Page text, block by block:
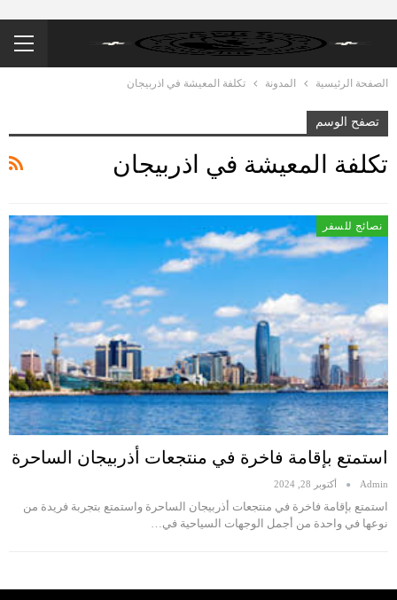
الصفحة الرئيسية المدونة تكلفة المعيشة في اذربيجان
تصفح الوسم
تكلفة المعيشة في اذربيجان
نصائج للسفر
استمتع بإقامة فاخرة في منتجعات أذربيجان الساحرة
Admin أكتوبر 28, 2024
استمتع بإقامة فاخرة في منتجعات أذربيجان الساحرة واستمتع بتجربة فريدة من
نوعها في واحدة من أجمل الوجهات السياحية في…